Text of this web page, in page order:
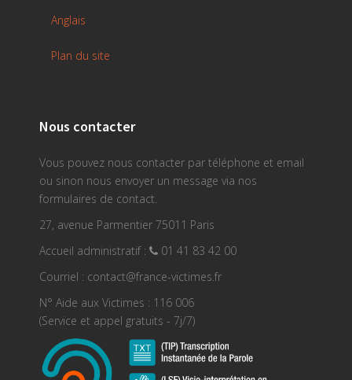
Anglais
Plan du site
Nous contacter
Vous pouvez nous contacter par téléphone et email
ou sinon nous envoyer un message via nos
formulaires de contact.
27, avenue Parmentier 75011 Paris
Accueil administratif :
01 41 83 42 00
Courriel : contact@france-victimes.fr
N° Aide aux Victimes : 116 006
(Service et appel gratuits - 7j/7)